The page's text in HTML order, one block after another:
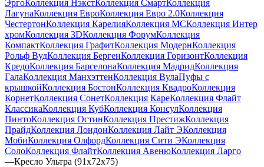
ЭргоКоллекция НэкстКоллекция СмартКоллекция
ЛагунаКоллекция ЕвроКоллекция Евро 2.0Коллекция
ЧестертонКоллекция КарелияКоллекция МСКоллекция Интер
хромКоллекция 3DКоллекция ФорумКоллекция
КомпактКоллекция ГрафитКоллекция МодернКоллекция
Рольф ВудКоллекция БергенКоллекция ГоризонтКоллекция
КредоКоллекция БарселонаКоллекция МадридКоллекция
ГалаКоллекция МанхэттенКоллекция ВулаПуфы с
крышкойКоллекция БостонКоллекция КвадроКоллекция
КорнетКоллекция СонетКоллекция КареКоллекция Флайт
КлассикаКоллекция КубКоллекция КонсулКоллекция
ПинтоКоллекция ОстинКоллекция ПрестижКоллекция
ПрайдКоллекция ЛондонКоллекция Лайт ЭКоллекция
МобиКоллекция ОлфордКоллекция Сити ЭКоллекция
СолоКоллекция ФлайтКоллекция АвенюКоллекция Ларго
—Кресло Ультра (91х72х75)